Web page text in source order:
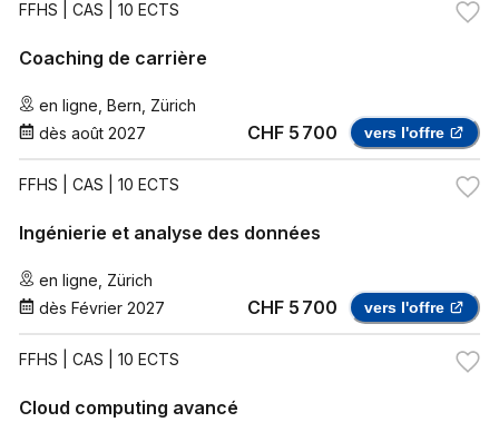
FFHS | CAS | 10 ECTS
Coaching de carrière
en ligne Bern Zürich
dès août 2027 CHF 5 700 vers l'offre
FFHS | CAS | 10 ECTS
Ingénierie et analyse des données
en ligne Zürich
dès Février 2027 CHF 5 700 vers l'offre
FFHS | CAS | 10 ECTS
Cloud computing avancé